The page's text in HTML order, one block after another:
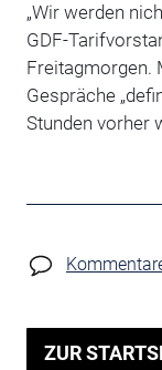
„Wir werden
GDF-
Freitagmorgen.
Gespräche
Stunden vorher
ZUR